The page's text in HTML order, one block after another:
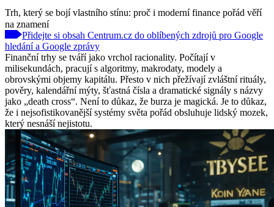
Trh, který se bojí vlastního stínu: proč i moderní finance pořád věří
na znamení
Přidejte si obsah Centrum.cz do oblíbených zdrojů pro Google
hledání a Google zprávy
Finanční trhy se tváří jako vrchol racionality. Počítají v
milisekundách, pracují s algoritmy, makrodaty, modely a
obrovskými objemy kapitálu. Přesto v nich přežívají zvláštní rituály,
pověry, kalendářní mýty, šťastná čísla a dramatické signály s názvy
jako „death cross“. Není to důkaz, že burza je magická. Je to důkaz,
že i nejsofistikovanější systémy světa pořád obsluhuje lidský mozek,
který nesnáší nejistotu.